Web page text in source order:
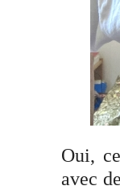
Oui,
avec